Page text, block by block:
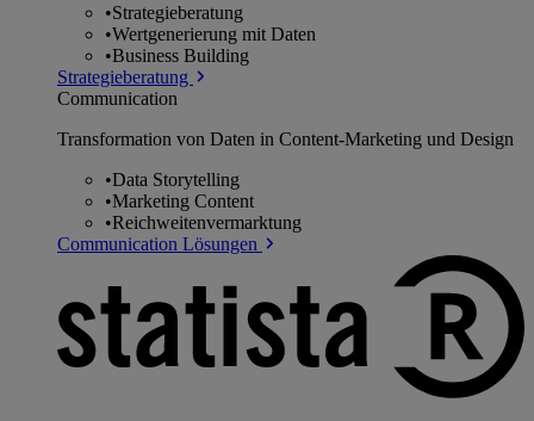
•Strategieberatung
•Wertgenerierung mit Daten
•Business Building
Strategieberatung
Communication
Transformation von Daten in Content-Marketing und Design
•Data Storytelling
•Marketing Content
•Reichweitenvermarktung
Communication Lösungen